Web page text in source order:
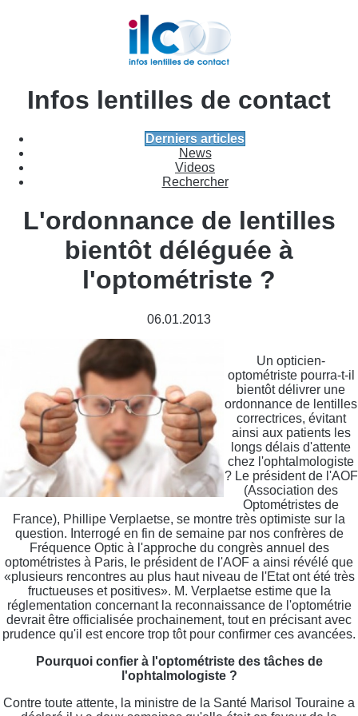
Infos lentilles de contact
Derniers articles
News
Videos
Rechercher
L'ordonnance de lentilles
bientôt déléguée à
l'optométriste ?
06.01.2013
Un opticien-
optométriste pourra-t-il
bientôt délivrer une
ordonnance de lentilles
correctrices, évitant
ainsi aux patients les
longs délais d'attente
chez l'ophtalmologiste
? Le président de l'AOF
(Association des
Optométristes de
France), Phillipe Verplaetse, se montre très optimiste sur la
question. Interrogé en fin de semaine par nos confrères de
Fréquence Optic à l'approche du congrès annuel des
optométristes à Paris, le président de l'AOF a ainsi révélé que
«plusieurs rencontres au plus haut niveau de l'Etat ont été très
fructueuses et positives». M. Verplaetse estime que la
réglementation concernant la reconnaissance de l'optométrie
devrait être officialisée prochainement, tout en précisant avec
prudence qu'il est encore trop tôt pour confirmer ces avancées.
Pourquoi confier à l'optométriste des tâches de
l'ophtalmologiste ?
Contre toute attente, la ministre de la Santé Marisol Touraine a